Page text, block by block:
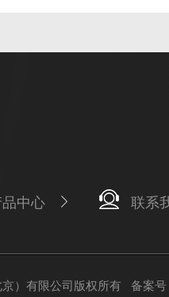
品中心 联系
）有限公司版权所有 备案号